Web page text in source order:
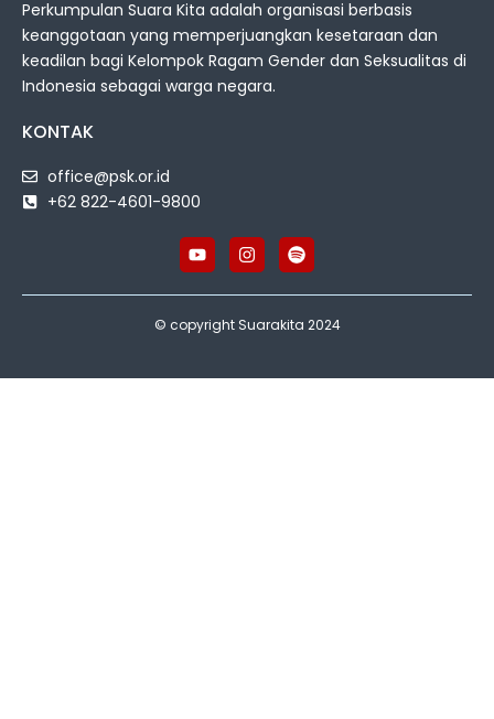
Perkumpulan Suara Kita adalah organisasi berbasis
keanggotaan yang memperjuangkan kesetaraan dan
keadilan bagi Kelompok Ragam Gender dan Seksualitas di
Indonesia sebagai warga negara.
KONTAK
office@psk.or.id
+62 822-4601-9800
© copyright Suarakita 2024